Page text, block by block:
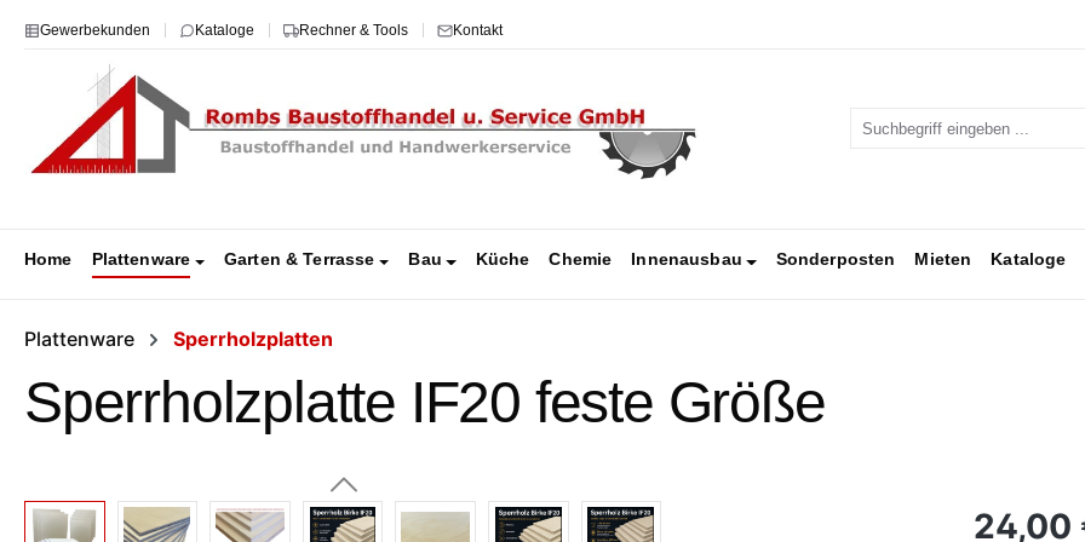
Hauptinhalt springen
Zur Suche springen
Zur Hauptnavigation springen
Gewerbekunden Kataloge Rechner & Tools Kontakt
Home Plattenware Garten & Terrasse Bau Küche Chemie Innenausbau Sonderposten Mieten Kataloge
Plattenware Sperrholzplatten
Sperrholzplatte IF20 feste Größe
Regulärer
24,00